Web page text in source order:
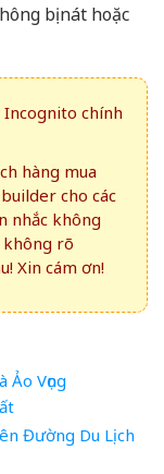
bị nát hoặc
chính
hàng mua
cho các
nhắc không
không rõ
Xin cám ơn!
Vọng
Đường Du Lịch